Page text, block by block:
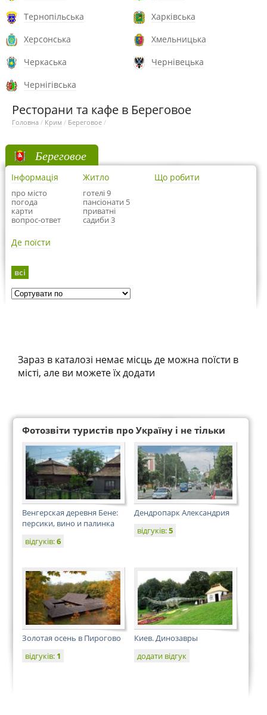
Тернопільська
Харківська
Херсонська
Хмельницька
Черкаська
Чернівецька
Чернігівська
Ресторани та кафе в Береговое
Головна / Крим / Береговое /
Береговое
Інформація
про місто
погода
карти
вопрос-ответ
Житло
готелі 9
пансіонати 5
приватні
садиби 3
Що робити
Де поїсти
всі
Зараз в каталозі немає місць де можна поїсти в
місті, але ви можете їх додати
Фотозвіти туристів про Україну і не тільки
Венгерская деревня Бене:
персики, вино и палинка
відгуків:6
Дендропарк Александрия
відгуків:5
Золотая осень в Пирогово
відгуків: 1
Киев. Динозавры
додати відгук